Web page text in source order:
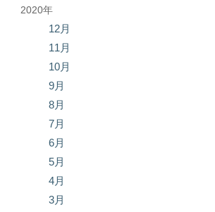
2020年
12月
11月
10月
9月
8月
7月
6月
5月
4月
3月